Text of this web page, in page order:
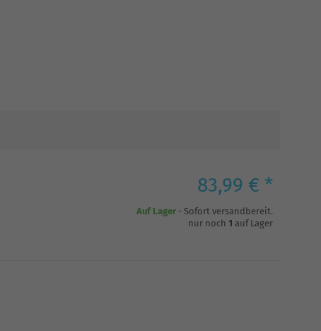
83,99 € *
Auf Lager - Sofort versandbereit.
nur noch 1 auf Lager